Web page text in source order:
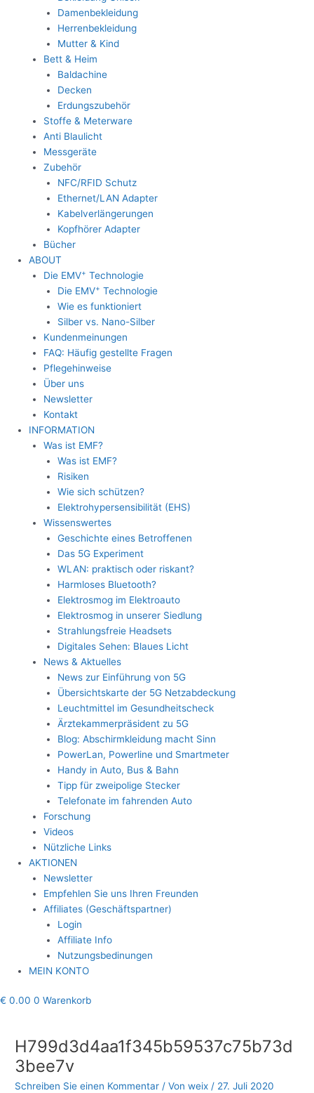
Damenbekleidung
Herrenbekleidung
Mutter & Kind
Bett & Heim
Baldachine
Decken
Erdungszubehör
Stoffe & Meterware
Anti Blaulicht
Messgeräte
Zubehör
NFC/RFID Schutz
Ethernet/LAN Adapter
Kabelverlängerungen
Kopfhörer Adapter
Bücher
ABOUT
Die EMV+ Technologie
Die EMV+ Technologie
Wie es funktioniert
Silber vs. Nano-Silber
Kundenmeinungen
FAQ: Häufig gestellte Fragen
Pflegehinweise
Über uns
Newsletter
Kontakt
INFORMATION
Was ist EMF?
Was ist EMF?
Risiken
Wie sich schützen?
Elektrohypersensibilität (EHS)
Wissenswertes
Geschichte eines Betroffenen
Das 5G Experiment
WLAN: praktisch oder riskant?
Harmloses Bluetooth?
Elektrosmog im Elektroauto
Elektrosmog in unserer Siedlung
Strahlungsfreie Headsets
Digitales Sehen: Blaues Licht
News & Aktuelles
News zur Einführung von 5G
Übersichtskarte der 5G Netzabdeckung
Leuchtmittel im Gesundheitscheck
Ärztekammerpräsident zu 5G
Blog: Abschirmkleidung macht Sinn
PowerLan, Powerline und Smartmeter
Handy in Auto, Bus & Bahn
Tipp für zweipolige Stecker
Telefonate im fahrenden Auto
Forschung
Videos
Nützliche Links
AKTIONEN
Newsletter
Empfehlen Sie uns Ihren Freunden
Affiliates (Geschäftspartner)
Login
Affiliate Info
Nutzungsbedinungen
MEIN KONTO
€ 0.00 0 Warenkorb
H799d3d4aa1f345b59537c75b73d
3bee7v
Schreiben Sie einen Kommentar / Vonweix / 27. Juli 2020